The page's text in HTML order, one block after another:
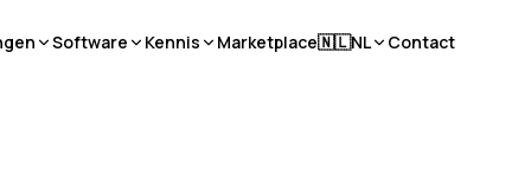
Software Kennis Marketplace🇳🇱NL Contact